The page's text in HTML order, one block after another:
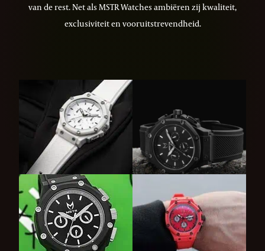
van de rest. Net als MSTR Watches ambiëren zij kwaliteit,
exclusiviteit en vooruitstrevendheid.